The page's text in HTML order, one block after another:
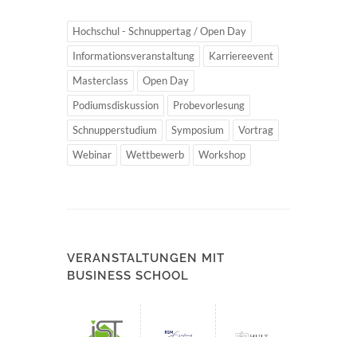
Hochschul - Schnuppertag / Open Day
Informationsveranstaltung
Karriereevent
Masterclass
Open Day
Podiumsdiskussion
Probevorlesung
Schnupperstudium
Symposium
Vortrag
Webinar
Wettbewerb Workshop
VERANSTALTUNGEN MIT
BUSINESS SCHOOL